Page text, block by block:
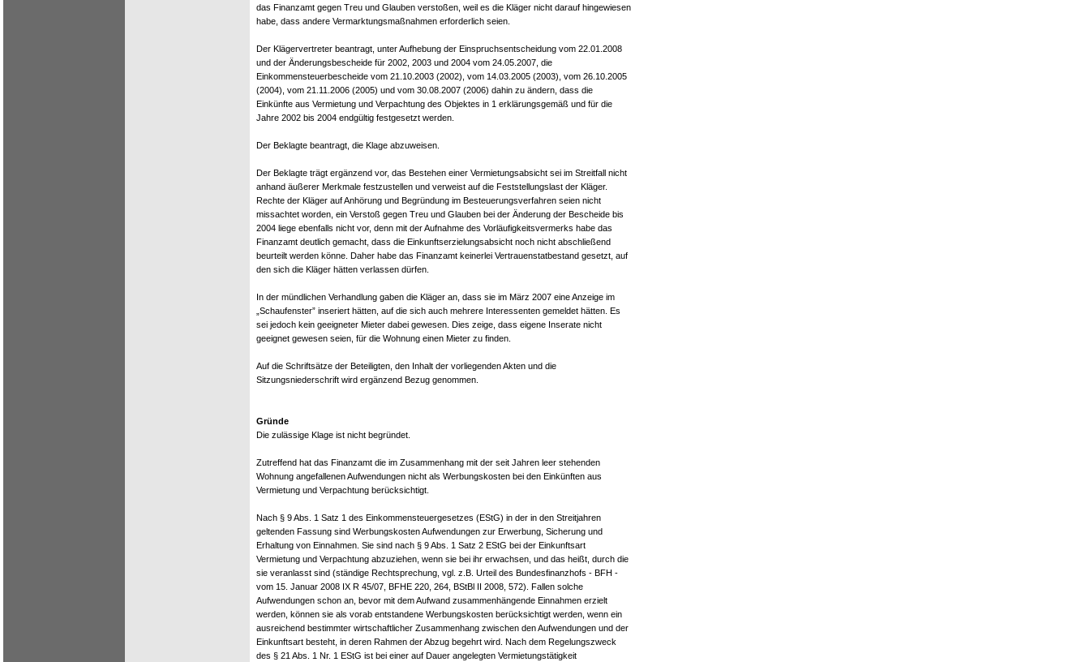
das Finanzamt gegen Treu und Glauben verstoßen, weil es die Kläger nicht darauf hingewiesen
habe, dass andere Vermarktungsmaßnahmen erforderlich seien.
Der Klägervertreter beantragt, unter Aufhebung der Einspruchsentscheidung vom 22.01.2008
und der Änderungsbescheide für 2002, 2003 und 2004 vom 24.05.2007, die
Einkommensteuerbescheide vom 21.10.2003 (2002), vom 14.03.2005 (2003), vom 26.10.2005
(2004), vom 21.11.2006 (2005) und vom 30.08.2007 (2006) dahin zu ändern, dass die
Einkünfte aus Vermietung und Verpachtung des Objektes in 1 erklärungsgemäß und für die
Jahre 2002 bis 2004 endgültig festgesetzt werden.
Der Beklagte beantragt, die Klage abzuweisen.
Der Beklagte trägt ergänzend vor, das Bestehen einer Vermietungsabsicht sei im Streitfall nicht
anhand äußerer Merkmale festzustellen und verweist auf die Feststellungslast der Kläger.
Rechte der Kläger auf Anhörung und Begründung im Besteuerungsverfahren seien nicht
missachtet worden, ein Verstoß gegen Treu und Glauben bei der Änderung der Bescheide bis
2004 liege ebenfalls nicht vor, denn mit der Aufnahme des Vorläufigkeitsvermerks habe das
Finanzamt deutlich gemacht, dass die Einkunftserzielungsabsicht noch nicht abschließend
beurteilt werden könne. Daher habe das Finanzamt keinerlei Vertrauenstatbestand gesetzt, auf
den sich die Kläger hätten verlassen dürfen.
In der mündlichen Verhandlung gaben die Kläger an, dass sie im März 2007 eine Anzeige im
„Schaufenster” inseriert hätten, auf die sich auch mehrere Interessenten gemeldet hätten. Es
sei jedoch kein geeigneter Mieter dabei gewesen. Dies zeige, dass eigene Inserate nicht
geeignet gewesen seien, für die Wohnung einen Mieter zu finden.
Auf die Schriftsätze der Beteiligten, den Inhalt der vorliegenden Akten und die
Sitzungsniederschrift wird ergänzend Bezug genommen.
Gründe
Die zulässige Klage ist nicht begründet.
Zutreffend hat das Finanzamt die im Zusammenhang mit der seit Jahren leer stehenden
Wohnung angefallenen Aufwendungen nicht als Werbungskosten bei den Einkünften aus
Vermietung und Verpachtung berücksichtigt.
Nach § 9 Abs. 1 Satz 1 des Einkommensteuergesetzes (EStG) in der in den Streitjahren
geltenden Fassung sind Werbungskosten Aufwendungen zur Erwerbung, Sicherung und
Erhaltung von Einnahmen. Sie sind nach § 9 Abs. 1 Satz 2 EStG bei der Einkunftsart
Vermietung und Verpachtung abzuziehen, wenn sie bei ihr erwachsen, und das heißt, durch die
sie veranlasst sind (ständige Rechtsprechung, vgl. z.B. Urteil des Bundesfinanzhofs - BFH -
vom 15. Januar 2008 IX R 45/07, BFHE 220, 264, BStBl II 2008, 572). Fallen solche
Aufwendungen schon an, bevor mit dem Aufwand zusammenhängende Einnahmen erzielt
werden, können sie als vorab entstandene Werbungskosten berücksichtigt werden, wenn ein
ausreichend bestimmter wirtschaftlicher Zusammenhang zwischen den Aufwendungen und der
Einkunftsart besteht, in deren Rahmen der Abzug begehrt wird. Nach dem Regelungszweck
des § 21 Abs. 1 Nr. 1 EStG ist bei einer auf Dauer angelegten Vermietungstätigkeit